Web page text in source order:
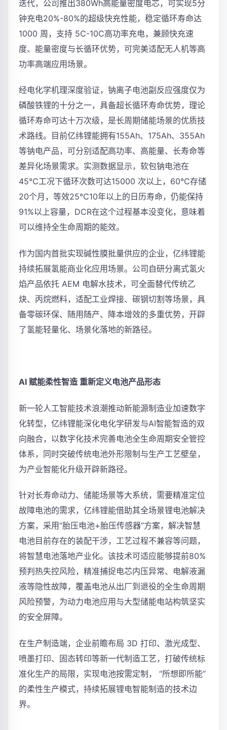
迭代，公司推出380Wh高能量密度电芯，可实现5分
钟充电20%-80%的超级快充性能，稳定循环寿命达
1000 周，支持 5C-10C高功率充电，兼顾快充速
度、能量密度与长循环优势，可完美适配无人机等高
功率高端应用场景。
经电化学机理深度验证，钠离子电池副反应强度仅为
磷酸铁锂的十分之一，具备超长循环寿命优势，理论
循环寿命可达十万次级，是长周期储能场景的优质技
术路线。目前亿纬锂能拥有155Ah、175Ah、355Ah
等钠电产品，可分别适配高功率、高能量、长寿命等
差异化场景需求。实测数据显示，软包钠电池在
45℃工况下循环次数可达15000 次以上，60℃存储
20个月，等效25℃10年以上的日历寿命，仍能保持
91%以上容量，DCR在这个过程基本没变化，意味着
可以维持全生命周期的能效。
作为国内首批实现碱性膜批量供应的企业，亿纬锂能
持续拓展氢能商业化应用场景。公司自研分离式氢火
焰产品依托 AEM 电解水技术，可全面替代传统乙
炔、丙烷燃料，适配工业焊接、碳钢切割等场景，具
备零碳环保、随用随产、降本增效的多重优势，开辟
了氢能轻量化、场景化落地的新路径。
AI 赋能柔性智造 重新定义电池产品形态
新一轮人工智能技术浪潮推动新能源制造业加速数字
化转型，亿纬锂能深化电化学研发与AI智能智造的双
向融合，以数字化技术完善电池全生命周期安全管控
体系，同时突破传统电池外形限制与生产工艺壁垒，
为产业智能化升级开辟新路径。
针对长寿命动力、储能场景等大系统，需要精准定位
故障电池的需求，亿纬锂能借助其全场景锂电池解决
方案，采用“胎压电池+胎压传感器”方案，解决智慧
电池目前存在的装配干涉，工艺过程不兼容等问题，
将智慧电池落地产业化。该技术可适应能够提前80%
预判热失控风险，精准捕捉电芯内压异常、电解液漏
液等隐性故障，覆盖电池从出厂到退役的全生命周期
风险预警，为动力电池应用与大型储能电站构筑坚实
的安全屏障。
在生产制造端，企业前瞻布局 3D 打印、激光成型、
喷墨打印、固态转印等新一代制造工艺，打破传统标
准化生产的局限，实现电池按需定制， “所想即所能”
的柔性生产模式，持续拓展锂电智能制造的技术边
界。